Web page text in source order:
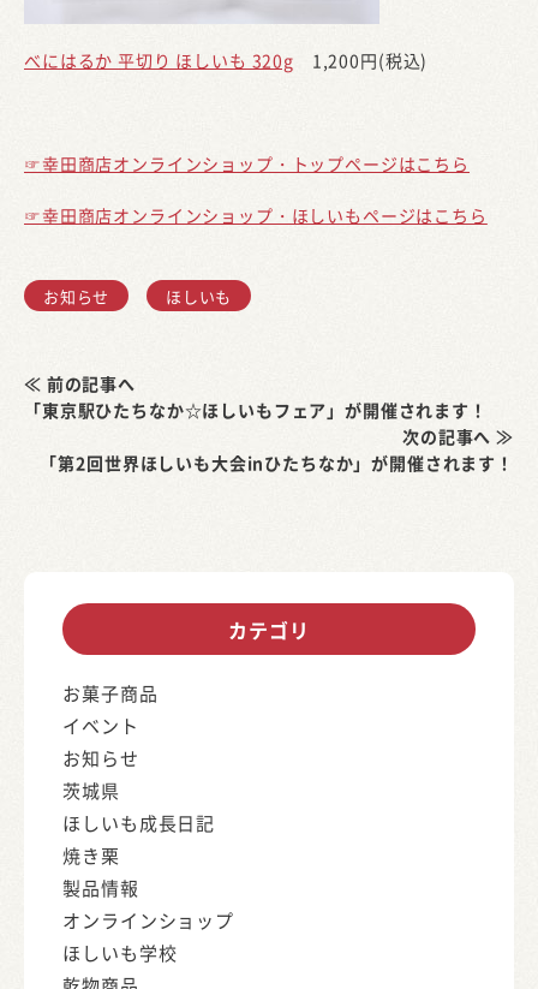
べにはるか 平切り ほしいも 320g 1,200円(税込)
☞幸田商店オンラインショップ・トップページはこちら
☞幸田商店オンラインショップ・ほしいもページはこちら
お知らせ ほしいも
≪ 前の記事へ
「東京駅ひたちなか☆ほしいもフェア」が開催されます！
次の記事へ ≫
「第2回世界ほしいも大会inひたちなか」が開催されます！
カテゴリ
お菓子商品
イベント
お知らせ
茨城県
ほしいも成長日記
焼き栗
製品情報
オンラインショップ
ほしいも学校